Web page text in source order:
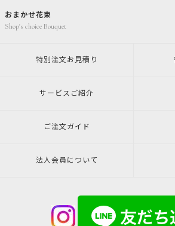
おまかせ花束
Shop's choice Bouquet
特別注文 お見積り
サービスご紹介
ご注文ガイド
法人会員について